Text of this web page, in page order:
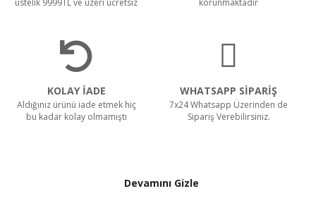
üstelik 9999TL ve üzeri ücretsiz
korunmaktadır
KOLAY İADE
Aldığınız ürünü iade etmek hiç
bu kadar kolay olmamıştı
WHATSAPP SİPARİŞ
7x24 Whatsapp Üzerinden de
Sipariş Verebilirsiniz.
Devamını Gizle